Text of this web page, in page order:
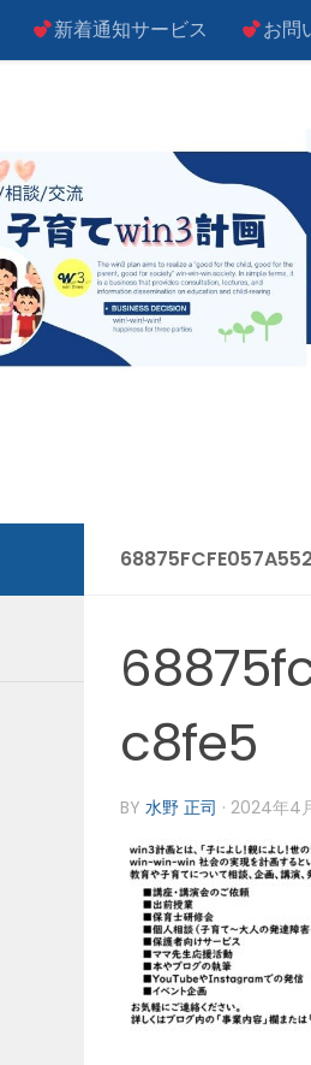
新着通知サービス お問
c8fe5
BY 水野 正司 · 2024年4